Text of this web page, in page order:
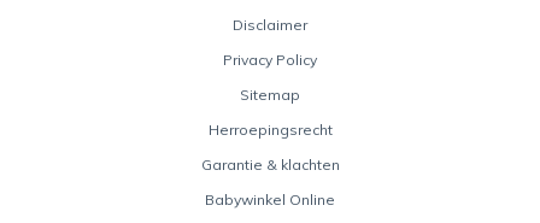
Disclaimer
Privacy Policy
Sitemap
Herroepingsrecht
Garantie & klachten
Babywinkel Online